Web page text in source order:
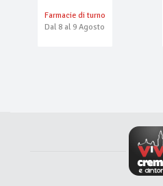
Farmacie di turno
Dal 8 al 9 Agosto